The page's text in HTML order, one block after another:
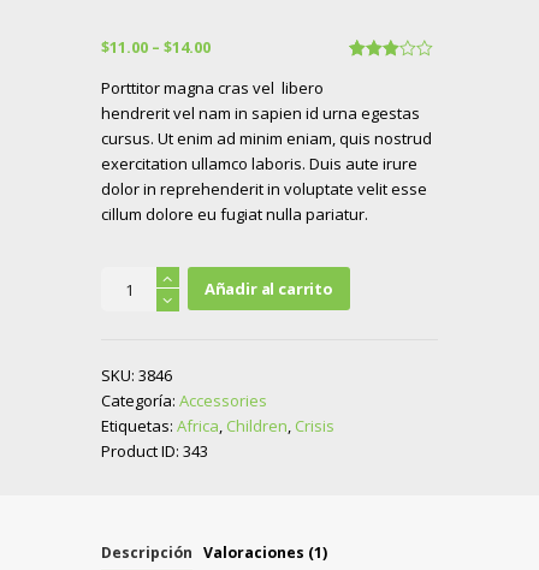
de 5
en
base
a
valorac
ión de
un
$11.00 – $14.00
Porttitor magna cras vel libero
hendrerit vel nam in sapien id urna egestas
cursus. Ut enim ad minim eniam, quis nostrud
exercitation ullamco laboris. Duis aute irure
dolor in reprehenderit in voluptate velit esse
cillum dolore eu fugiat nulla pariatur.
Band
Añadir al carrito
SKU: 3846
Categoría: Accessories
Etiquetas: Africa, Children, Crisis
Product ID: 343
Descripción Valoraciones (1)